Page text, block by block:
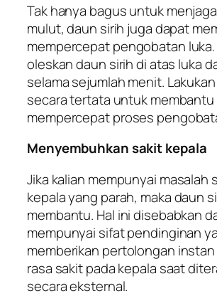
Tak hanya bagus untuk
mulut, daun sirih juga dapat
mempercepat pengobatan
oleskan daun sirih di atas luka
selama sejumlah menit.
secara tertata untuk membantu
mempercepat proses
Menyembuhkan sakit kepala
Jika kalian mempunyai masalah
kepala yang parah, maka daun
membantu. Hal ini disebabkan
mempunyai sifat pendinginan
memberikan pertolongan
rasa sakit pada kepala saat
secara eksternal.